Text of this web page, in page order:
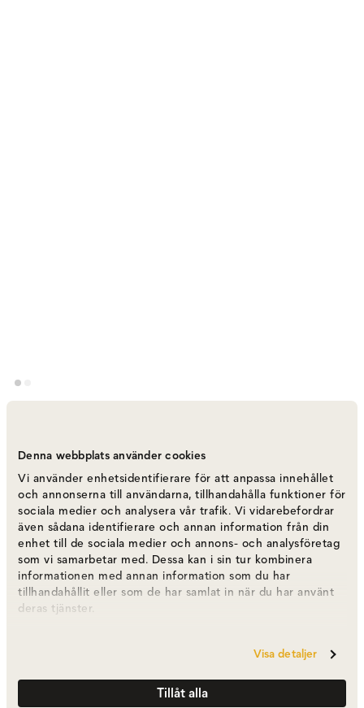
Denna webbplats använder cookies
Vi använder enhetsidentifierare för att anpassa innehållet
och annonserna till användarna, tillhandahålla funktioner för
sociala medier och analysera vår trafik. Vi vidarebefordrar
även sådana identifierare och annan information från din
enhet till de sociala medier och annons- och analysföretag
som vi samarbetar med. Dessa kan i sin tur kombinera
informationen med annan information som du har
tillhandahållit eller som de har samlat in när du har använt
deras tjänster.
Visa detaljer
Tillåt alla
Välj färgStorm
Storm 3 125 kr